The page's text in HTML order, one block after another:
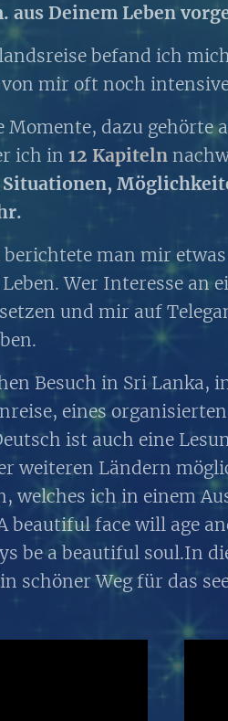
aus Deinem Leben
befand ich
mir oft noch
Momente, dazu gehörte
ich in 12 Kapiteln
man mir etwas
Wer Interesse an
und mir auf
Besuch in Sri Lanka,
eines
ist auch eine
weiteren Ländern
welches ich in einem
beautiful face will age
be a beautiful soul.In
schöner Weg für das